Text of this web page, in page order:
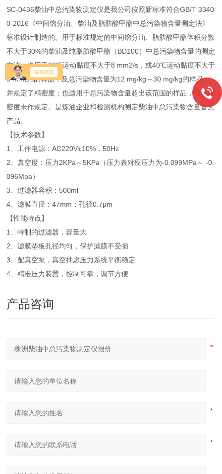
SC-0436柴油中总污染物测定仪是我公司按照新标准符合GB/T 3340
0-2016《中间馏分油、柴油及脂肪酸甲酯中总污染物含量测定法》
标准设计制造的。用于标准规定的中间馏分油、脂肪酸甲酯体积分数
不大于30%的柴油及纯脂肪酸甲酯（BD100）中总污染物含量的测定
方法。也用于20℃运动黏度不大于8 mm2/s，或40℃运动黏度不大于
5 mm2/s的样品，及总污染物含量为12 mg/kg～30 mg/kg的样品，
并规定了精密度；也适用于总污染物含量超出该范围的样品，但其精
密度未作规定。是炼油企业和检测机构测定柴油中总污染物含量首先
产品。
【技术参数】
1、工作电源：AC220V±10%，50Hz
2、真空度：压力2KPa～5KPa（压力表对应压力为-0.099MPa～ -0.
096Mpa）
3、过滤器容积：500ml
4、滤膜直径：47mm；孔径0.7μm
【性能特点】
1、特制的过滤器，容量大
2、滤膜垫板孔径均匀，保护滤膜不受损
3、配真空泵，真空抽虑压力系统平衡稳定
4、精准压力装置，控制可靠，调节方便
产品咨询